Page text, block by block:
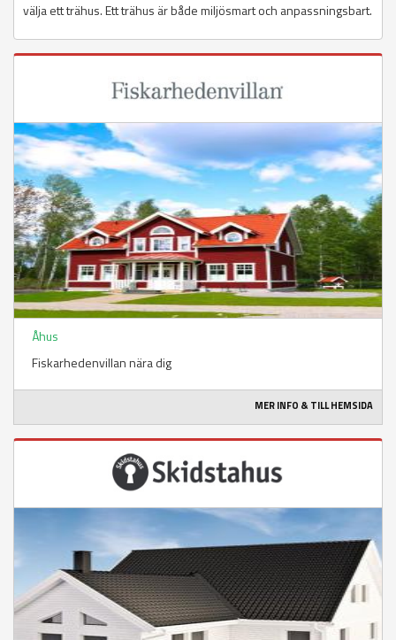
välja ett trähus. Ett trähus är både miljösmart och anpassningsbart.
Åhus
Fiskarhedenvillan nära dig
MER INFO & TILL HEMSIDA